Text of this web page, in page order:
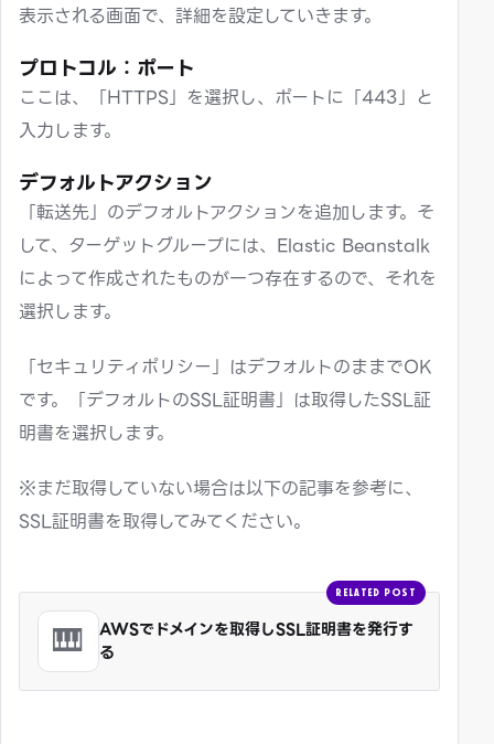
表示される画面で、詳細を設定していきます。
プロトコル：ポート
ここは、「HTTPS」を選択し、ポートに「443」と
入力します。
デフォルトアクション
「転送先」のデフォルトアクションを追加します。そ
して、ターゲットグループには、Elastic Beanstalk
によって作成されたものが一つ存在するので、それを
選択します。
「セキュリティポリシー」はデフォルトのままでOK
です。「デフォルトのSSL証明書」は取得したSSL証
明書を選択します。
※まだ取得していない場合は以下の記事を参考に、
SSL証明書を取得してみてください。
RELATED POST
🎹
AWSでドメインを取得しSSL証明書を発行す
る